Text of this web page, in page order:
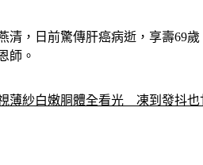
清，日前驚傳肝癌病逝，享壽69
師。
薄紗白嫩胴體全看光　凍到發抖也